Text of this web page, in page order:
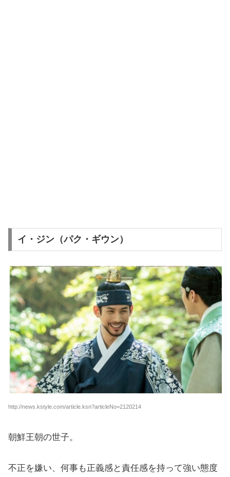
イ・ジン（パク・ギウン）
http://news.kstyle.com/article.ksn?articleNo=2120214
朝鮮王朝の世子。
不正を嫌い、何事も正義感と責任感を持って強い態度